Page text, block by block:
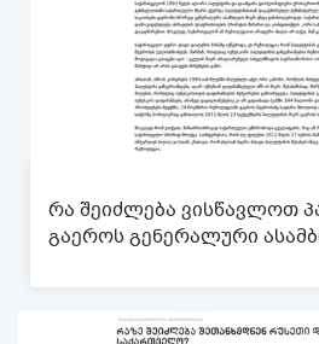
რა შეიძლება ვისწავლოთ
გაეროს გენერალური